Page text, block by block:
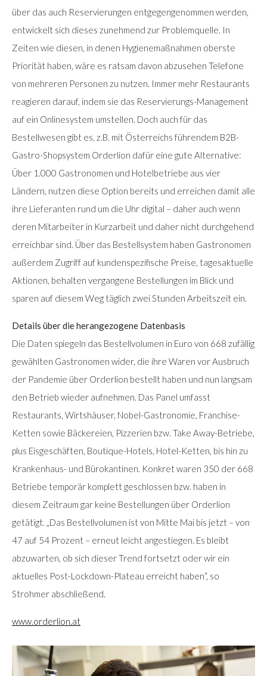
über das auch Reservierungen entgegengenommen werden,
entwickelt sich dieses zunehmend zur Problemquelle. In
Zeiten wie diesen, in denen Hygienemaßnahmen oberste
Priorität haben, wäre es ratsam davon abzusehen Telefone
von mehreren Personen zu nutzen. Immer mehr Restaurants
reagieren darauf, indem sie das Reservierungs-Management
auf ein Onlinesystem umstellen. Doch auch für das
Bestellwesen gibt es, z.B. mit Österreichs führendem B2B-
Gastro-Shopsystem Orderlion dafür eine gute Alternative:
Über 1.000 Gastronomen und Hotelbetriebe aus vier
Ländern, nutzen diese Option bereits und erreichen damit alle
ihre Lieferanten rund um die Uhr digital – daher auch wenn
deren Mitarbeiter in Kurzarbeit und daher nicht durchgehend
erreichbar sind. Über das Bestellsystem haben Gastronomen
außerdem Zugriff auf kundenspezifische Preise, tagesaktuelle
Aktionen, behalten vergangene Bestellungen im Blick und
sparen auf diesem Weg täglich zwei Stunden Arbeitszeit ein.
Details über die herangezogene Datenbasis
Die Daten spiegeln das Bestellvolumen in Euro von 668 zufällig
gewählten Gastronomen wider, die ihre Waren vor Ausbruch
der Pandemie über Orderlion bestellt haben und nun langsam
den Betrieb wieder aufnehmen. Das Panel umfasst
Restaurants, Wirtshäuser, Nobel-Gastronomie, Franchise-
Ketten sowie Bäckereien, Pizzerien bzw. Take Away-Betriebe,
plus Eisgeschäften, Boutique-Hotels, Hotel-Ketten, bis hin zu
Krankenhaus- und Bürokantinen. Konkret waren 350 der 668
Betriebe temporär komplett geschlossen bzw. haben in
diesem Zeitraum gar keine Bestellungen über Orderlion
getätigt. „Das Bestellvolumen ist von Mitte Mai bis jetzt – von
47 auf 54 Prozent – erneut leicht angestiegen. Es bleibt
abzuwarten, ob sich dieser Trend fortsetzt oder wir ein
aktuelles Post-Lockdown-Plateau erreicht haben“, so
Strohmer abschließend.
www.orderlion.at